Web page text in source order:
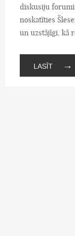
diskusiju
noskatīties
un uzstājīgi, kā
LASĪT →